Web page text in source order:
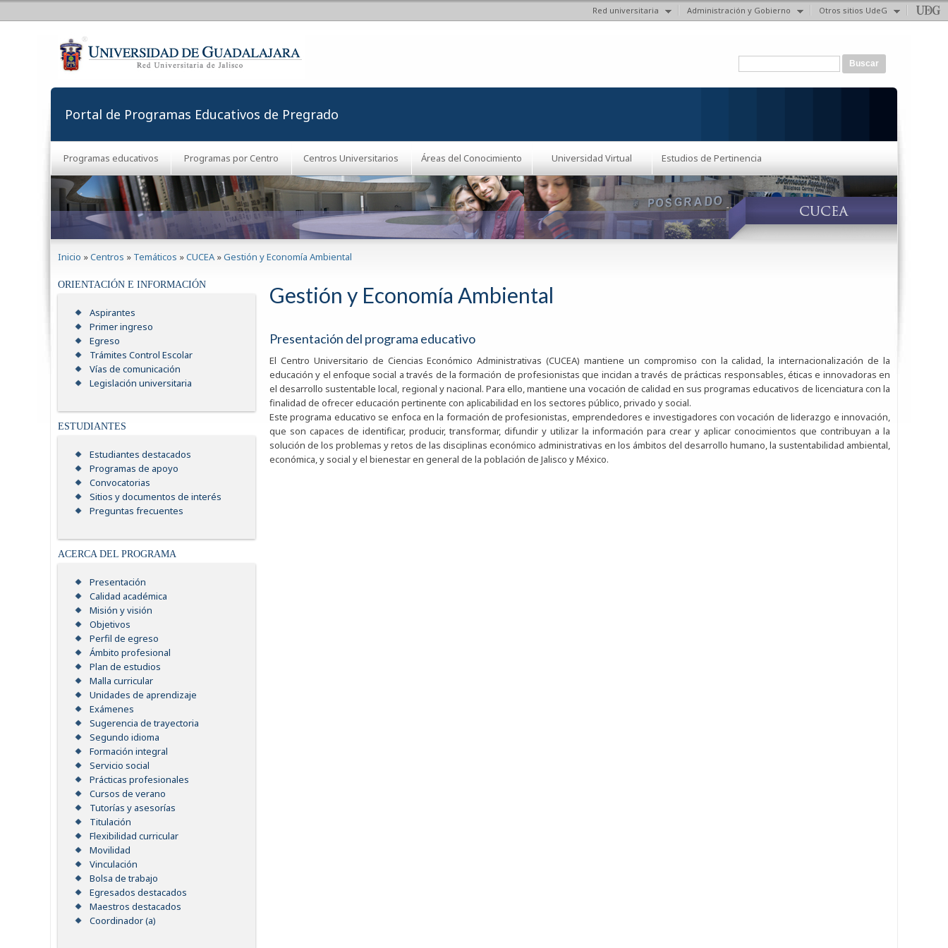
Red universitaria Administración y Gobierno Otros sitios UdeG
Formulario de búsqueda
Portal de Programas Educativos de Pregrado
Programas educativos Programas por Centro Centros Universitarios Áreas del Conocimiento Universidad Virtual Estudios de Pertinencia
Inicio »Centros » Temáticos »CUCEA »Gestión y Economía Ambiental
ORIENTACIÓN E INFORMACIÓN
Aspirantes
Primer ingreso
Egreso
Trámites Control Escolar
Vías de comunicación
Legislación universitaria
ESTUDIANTES
Estudiantes destacados
Programas de apoyo
Convocatorias
Sitios y documentos de interés
Preguntas frecuentes
ACERCA DEL PROGRAMA
Presentación
Calidad académica
Misión y visión
Objetivos
Perfil de egreso
Ámbito profesional
Plan de estudios
Malla curricular
Unidades de aprendizaje
Exámenes
Sugerencia de trayectoria
Segundo idioma
Formación integral
Servicio social
Prácticas profesionales
Cursos de verano
Tutorías y asesorías
Titulación
Flexibilidad curricular
Movilidad
Vinculación
Bolsa de trabajo
Egresados destacados
Maestros destacados
Coordinador (a)
Gestión y Economía Ambiental
Presentación del programa educativo
El Centro Universitario de Ciencias Económico Administrativas (CUCEA) mantiene un compromiso con la calidad, la internacionalización de la
educación y el enfoque social a través de la formación de profesionistas que incidan a través de prácticas responsables, éticas e innovadoras en
el desarrollo sustentable local, regional y nacional. Para ello, mantiene una vocación de calidad en sus programas educativos de licenciatura con la
finalidad de ofrecer educación pertinente con aplicabilidad en los sectores público, privado y social.
Este programa educativo se enfoca en la formación de profesionistas, emprendedores e investigadores con vocación de liderazgo e innovación,
que son capaces de identificar, producir, transformar, difundir y utilizar la información para crear y aplicar conocimientos que contribuyan a la
solución de los problemas y retos de las disciplinas económico administrativas en los ámbitos del desarrollo humano, la sustentabilidad ambiental,
económica, y social y el bienestar en general de la población de Jalisco y México.